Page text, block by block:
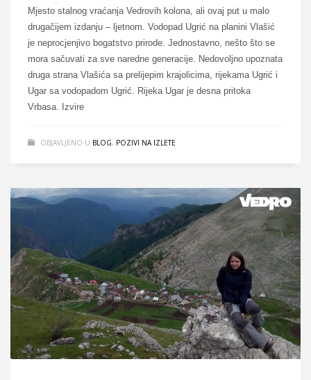
Mjesto stalnog vraćanja Vedrovih kolona, ali ovaj put u malo
drugačijem izdanju – ljetnom. Vodopad Ugrić na planini Vlašić
je neprocjenjivo bogatstvo prirode. Jednostavno, nešto što se
mora sačuvati za sve naredne generacije. Nedovoljno upoznata
druga strana Vlašića sa prelijepim krajolicima, rijekama Ugrić i
Ugar sa vodopadom Ugrić. Rijeka Ugar je desna pritoka
Vrbasa. Izvire
OBJAVLJENO U BLOG, POZIVI NA IZLETE